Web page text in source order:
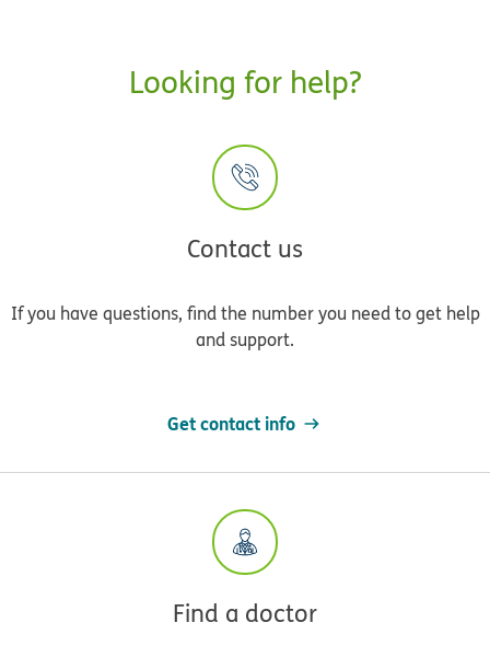
Looking for help?
Contact us
If you have questions, find the number you need to get help
and support.
Get contact info
Find a doctor